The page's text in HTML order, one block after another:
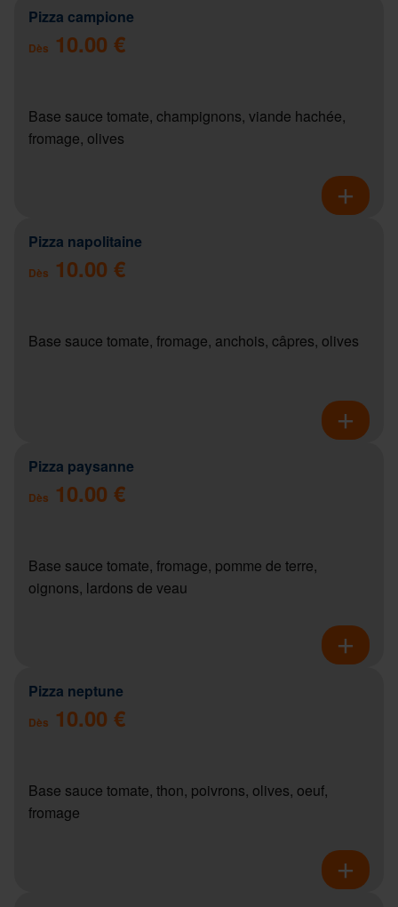
Pizza campione
Dès 10.00 €
Base sauce tomate, champignons, viande hachée,
fromage, olives
Pizza napolitaine
Dès 10.00 €
Base sauce tomate, fromage, anchois, câpres, olives
Pizza paysanne
Dès 10.00 €
Base sauce tomate, fromage, pomme de terre,
oignons, lardons de veau
Pizza neptune
Dès 10.00 €
Base sauce tomate, thon, poivrons, olives, oeuf,
fromage